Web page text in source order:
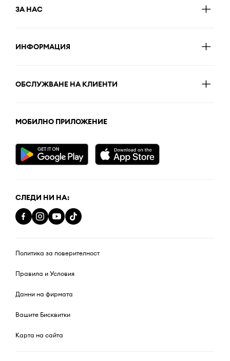
ЗА НАС
ИНФОРМАЦИЯ
ОБСЛУЖВАНЕ НА КЛИЕНТИ
МОБИЛНО ПРИЛОЖЕНИЕ
СЛЕДИ НИ НА:
Политика за поверителност
Правила и Условия
Данни на фирмата
Вашите Бисквитки
Карта на сайта